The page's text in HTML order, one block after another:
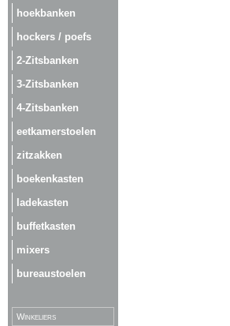
hoekbanken
hockers / poefs
2-Zitsbanken
3-Zitsbanken
4-Zitsbanken
eetkamerstoelen
zitzakken
boekenkasten
ladekasten
buffetkasten
mixers
bureaustoelen
Winkeliers